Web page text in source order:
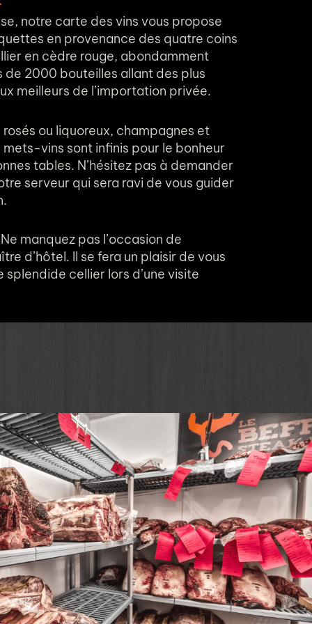
notre carte des vins vous propose
en provenance des quatre coins
en cèdre rouge, abondamment
de 2000 bouteilles allant des plus
meilleurs de l’importation privée.
ou liquoreux, champagnes et
vins sont infinis pour le bonheur
tables. N’hésitez pas à demander
serveur qui sera ravi de vous guider
manquez pas l’occasion de
d’hôtel. Il se fera un plaisir de vous
cellier lors d’une visite